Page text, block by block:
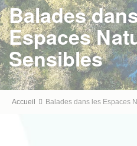
Balades
Espaces
Sensibles
Fil
Accueil Balades dans les Espaces